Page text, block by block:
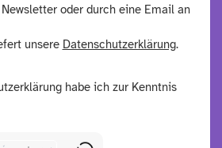
oder durch eine Email an
unsere Datenschutzerklärung.
habe ich zur Kenntnis